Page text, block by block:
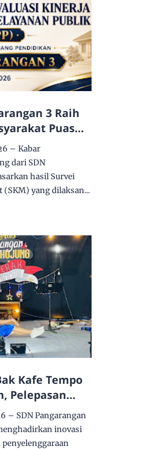
3 Raih
Puas
Sekolah,
Jadi Sorotan
– Kabar
dari SDN
hasil Survei
(SKM) yang dilaksan...
Kafe Tempo
Pelepasan
3
– SDN Pangarangan
inovasi